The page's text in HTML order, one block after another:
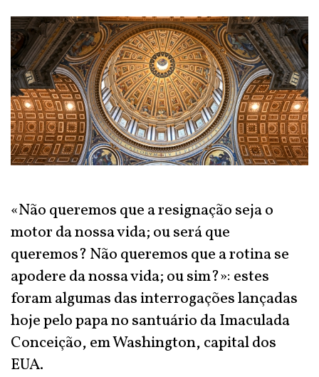
«Não queremos que a resignação seja o
motor da nossa vida; ou será que
queremos? Não queremos que a rotina se
apodere da nossa vida; ou sim?»: estes
foram algumas das interrogações lançadas
hoje pelo papa no santuário da Imaculada
Conceição, em Washington, capital dos
EUA.